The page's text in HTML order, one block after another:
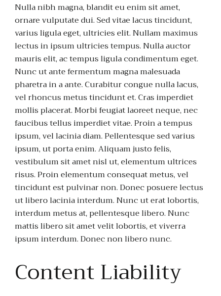
Nulla nibh magna, blandit eu enim sit amet,
ornare vulputate dui. Sed vitae lacus tincidunt,
varius ligula eget, ultricies elit. Nullam maximus
lectus in ipsum ultricies tempus. Nulla auctor
mauris elit, ac tempus ligula condimentum eget.
Nunc ut ante fermentum magna malesuada
pharetra in a ante. Curabitur congue nulla lacus,
vel rhoncus metus tincidunt et. Cras imperdiet
mollis placerat. Morbi feugiat laoreet neque, nec
faucibus tellus imperdiet vitae. Proin a tempus
ipsum, vel lacinia diam. Pellentesque sed varius
ipsum, ut porta enim. Aliquam justo felis,
vestibulum sit amet nisl ut, elementum ultrices
risus. Proin elementum consequat metus, vel
tincidunt est pulvinar non. Donec posuere lectus
ut libero lacinia interdum. Nunc ut erat lobortis,
interdum metus at, pellentesque libero. Nunc
mattis libero sit amet velit lobortis, et viverra
ipsum interdum. Donec non libero nunc.
Content Liability